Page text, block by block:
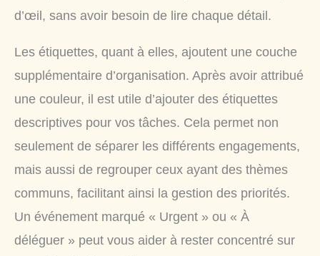
d’œil, sans avoir besoin de lire chaque détail.
Les étiquettes, quant à elles, ajoutent une couche
supplémentaire d’organisation. Après avoir attribué
une couleur, il est utile d’ajouter des étiquettes
descriptives pour vos tâches. Cela permet non
seulement de séparer les différents engagements,
mais aussi de regrouper ceux ayant des thèmes
communs, facilitant ainsi la gestion des priorités.
Un événement marqué « Urgent » ou « À
déléguer » peut vous aider à rester concentré sur